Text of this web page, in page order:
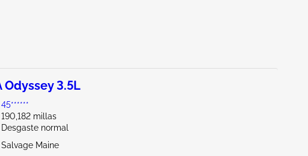
Odyssey 3.5L
45******
190,182 millas
Desgaste normal
Salvage Maine